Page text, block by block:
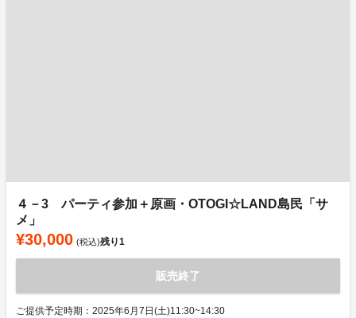
４－3 パーティ参加＋原画・OTOGI☆LAND島民「サ
メ」
¥30,000 (税込)残り1
販売終了
ご提供予定時期：2025年6月7日(土)11:30~14:30